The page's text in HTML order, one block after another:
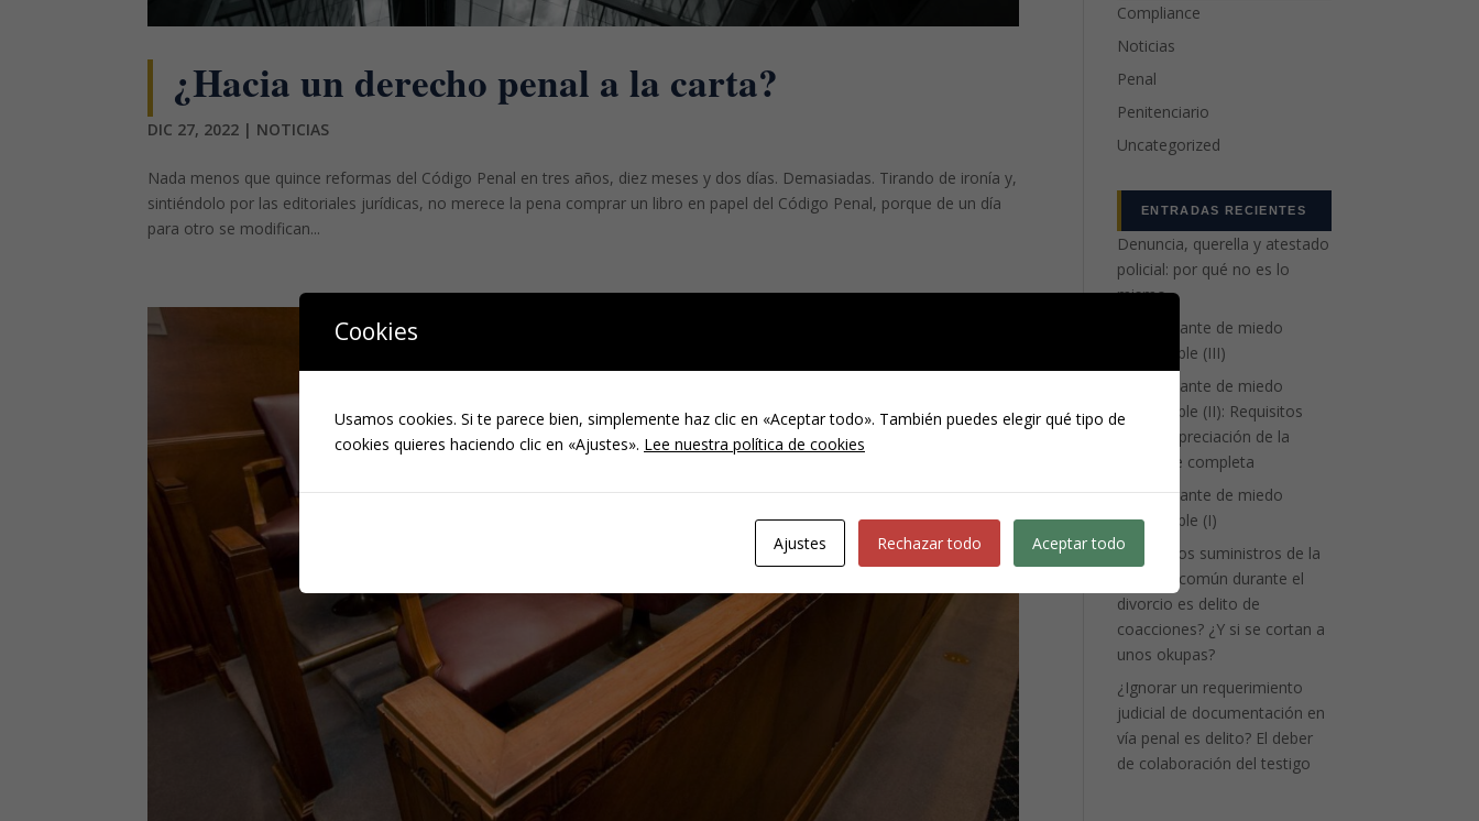
¿Hacia un derecho penal a la carta?
DIC 27, 2022 | NOTICIAS
Nada menos que quince reformas del Código Penal en tres años, diez meses y dos días. Demasiadas. Tirando de ironía y,
sintiéndolo por las editoriales jurídicas, no merece la pena comprar un libro en papel del Código Penal, porque de un día
para otro se modifican...
Compliance
Noticias
Penal
Penitenciario
Uncategorized
ENTRADAS RECIENTES
Denuncia, querella y atestado
policial: por qué no es lo
mismo
La atenuante de miedo
insuperable (III)
La atenuante de miedo
insuperable (II): Requisitos
para la apreciación de la
eximente completa
La atenuante de miedo
insuperable (I)
¿Cortar los suministros de la
vivienda común durante el
divorcio es delito de
coacciones? ¿Y si se cortan a
unos okupas?
¿Ignorar un requerimiento
judicial de documentación en
vía penal es delito? El deber
de colaboración del testigo
Cookies
Usamos cookies. Si te parece bien, simplemente haz clic en «Aceptar todo». También puedes elegir qué tipo de
cookies quieres haciendo clic en «Ajustes». Lee nuestra política de cookies
Ajustes Rechazar todo Aceptar todo